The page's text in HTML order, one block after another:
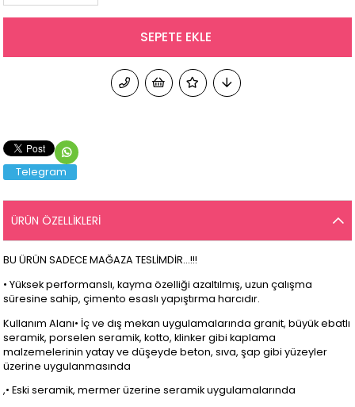
Telegram
ÜRÜN ÖZELLIKLERI
BU ÜRÜN SADECE MAĞAZA TESLİMDİR...!!!
• Yüksek performanslı, kayma özelliği azaltılmış, uzun çalışma
süresine sahip, çimento esaslı yapıştırma harcıdır.
Kullanım Alanı• İç ve dış mekan uygulamalarında granit, büyük ebatlı
seramik, porselen seramik, kotto, klinker gibi kaplama
malzemelerinin yatay ve düşeyde beton, sıva, şap gibi yüzeyler
üzerine uygulanmasında
,• Eski seramik, mermer üzerine seramik uygulamalarında